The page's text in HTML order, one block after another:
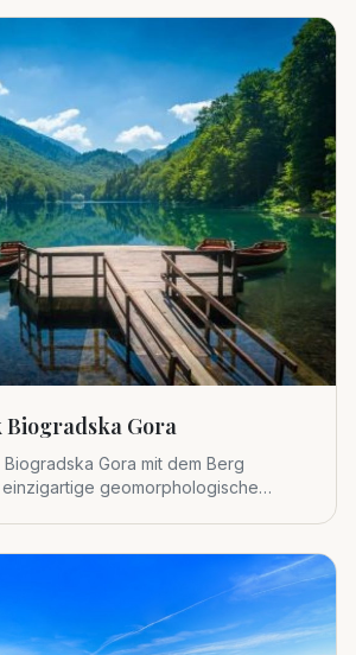
Gora
Gora mit dem Berg
geomorphologische